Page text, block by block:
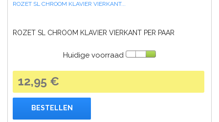
ROZET SL CHROOM KLAVIER VIERKANT...
ROZET SL CHROOM KLAVIER VIERKANT PER PAAR
Huidige voorraad
12,95 €
BESTELLEN